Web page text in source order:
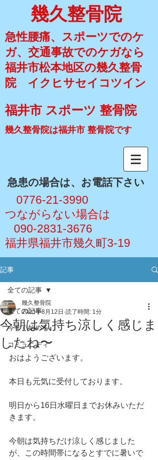
急性腰痛、スポーツでのケ
ガ、交通事故でのケガなら
福井市松本地区の幾久整骨
院 イクヒサセイコツイン
幾久整骨院
福井市 スポーツ 整骨院
幾久整骨院は福井市 整骨院です
​急患の場合は、お電話下さい
​ 0776-21-3990
​つながらない場合は
090-2831-3676
福井県福井市幾久町3-19
記事
全ての記事
今すぐ始める
コミュニティ
全ての記事
今朝は気持ち涼しく感じま
したね〜
幾久整骨院
2023年8月12日 読了時間: 1分
おはようございます。
本日も元気に受付しております。
明日から16日水曜日までお休みいただ
きます。
今朝は気持ちだけ涼しく感じました
が、この時間帯になるとすでに暑いで